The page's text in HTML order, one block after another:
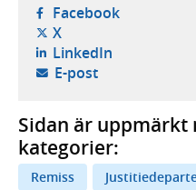
Facebook- öppnas i
X- öppnas i ny flik,
LinkedIn- öppnas i
E-post- öppnar din
Sidan är uppmärkt
kategorier:
Remiss